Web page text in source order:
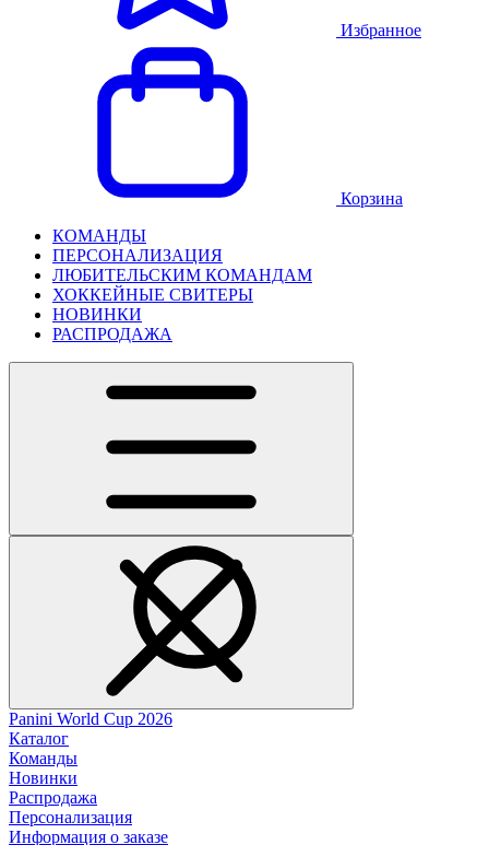
Избранное
Корзина
КОМАНДЫ
ПЕРСОНАЛИЗАЦИЯ
ЛЮБИТЕЛЬСКИМ КОМАНДАМ
ХОККЕЙНЫЕ СВИТЕРЫ
НОВИНКИ
РАСПРОДАЖА
Panini World Cup 2026
Каталог
Команды
Новинки
Распродажа
Персонализация
Информация о заказе